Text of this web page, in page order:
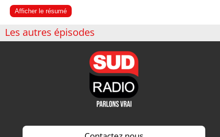
Afficher le résumé
Les autres épisodes